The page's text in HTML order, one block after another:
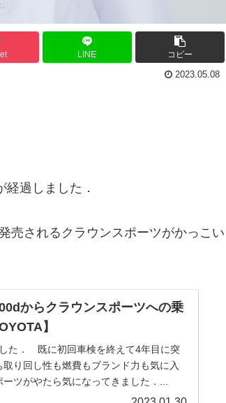
LINE コピー
2023.05.08
過しました．
売されるクラウンスポーツがかっこい
からクラウンスポーツへの乗
】
た． 既に初回車検を終えて4年目に突
り回し性も燃費もブランド力も気に入
ツがやたら気になってきました．...